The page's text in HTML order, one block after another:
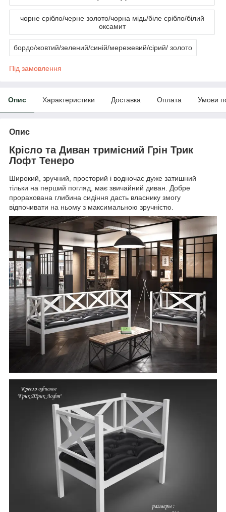
чорне срібло/черне золото/чорна мідь/біле срібло/білий
оксамит
бордо/жовтий/зелений/синій/мережевий/сірий/ золото
Під замовлення
Опис Характеристики Доставка Оплата Умови
Опис
Крісло та Диван тримісний Грін Трик
Лофт Тенеро
Широкий, зручний, просторий і водночас дуже затишний
тільки на перший погляд, має звичайний диван. Добре
прорахована глибина сидіння дасть власнику змогу
відпочивати на ньому з максимальною зручністю.